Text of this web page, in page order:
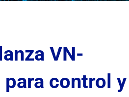
VN-
para control y